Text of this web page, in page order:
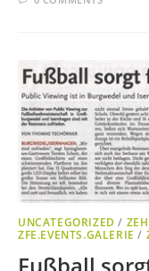
UNCATEGORIZED /
ZFE.EVENTS.GALERIE /